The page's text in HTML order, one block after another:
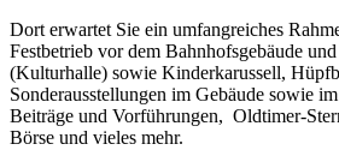
Dort erwartet Sie ein umfangreiches
Festbetrieb vor dem Bahnhofsgebäude
(Kulturhalle) sowie Kinderkarussell,
Sonderausstellungen im Gebäude sowie
Beiträge und Vorführungen, Oldtimer-
Börse und vieles mehr.